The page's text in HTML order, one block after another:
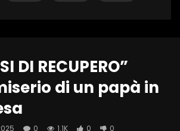
DI RECUPERO”
di un papà in
0 1.1K 0 0